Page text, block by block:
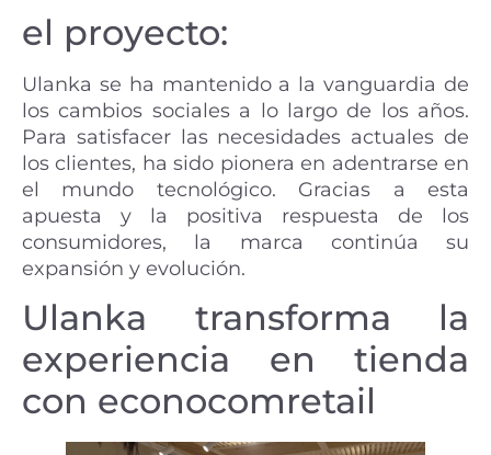
el proyecto:
Ulanka se ha mantenido a la vanguardia de
los cambios sociales a lo largo de los años.
Para satisfacer las necesidades actuales de
los clientes, ha sido pionera en adentrarse en
el mundo tecnológico. Gracias a esta
apuesta y la positiva respuesta de los
consumidores, la marca continúa su
expansión y evolución.
Ulanka transforma la
experiencia en tienda
con econocomretail